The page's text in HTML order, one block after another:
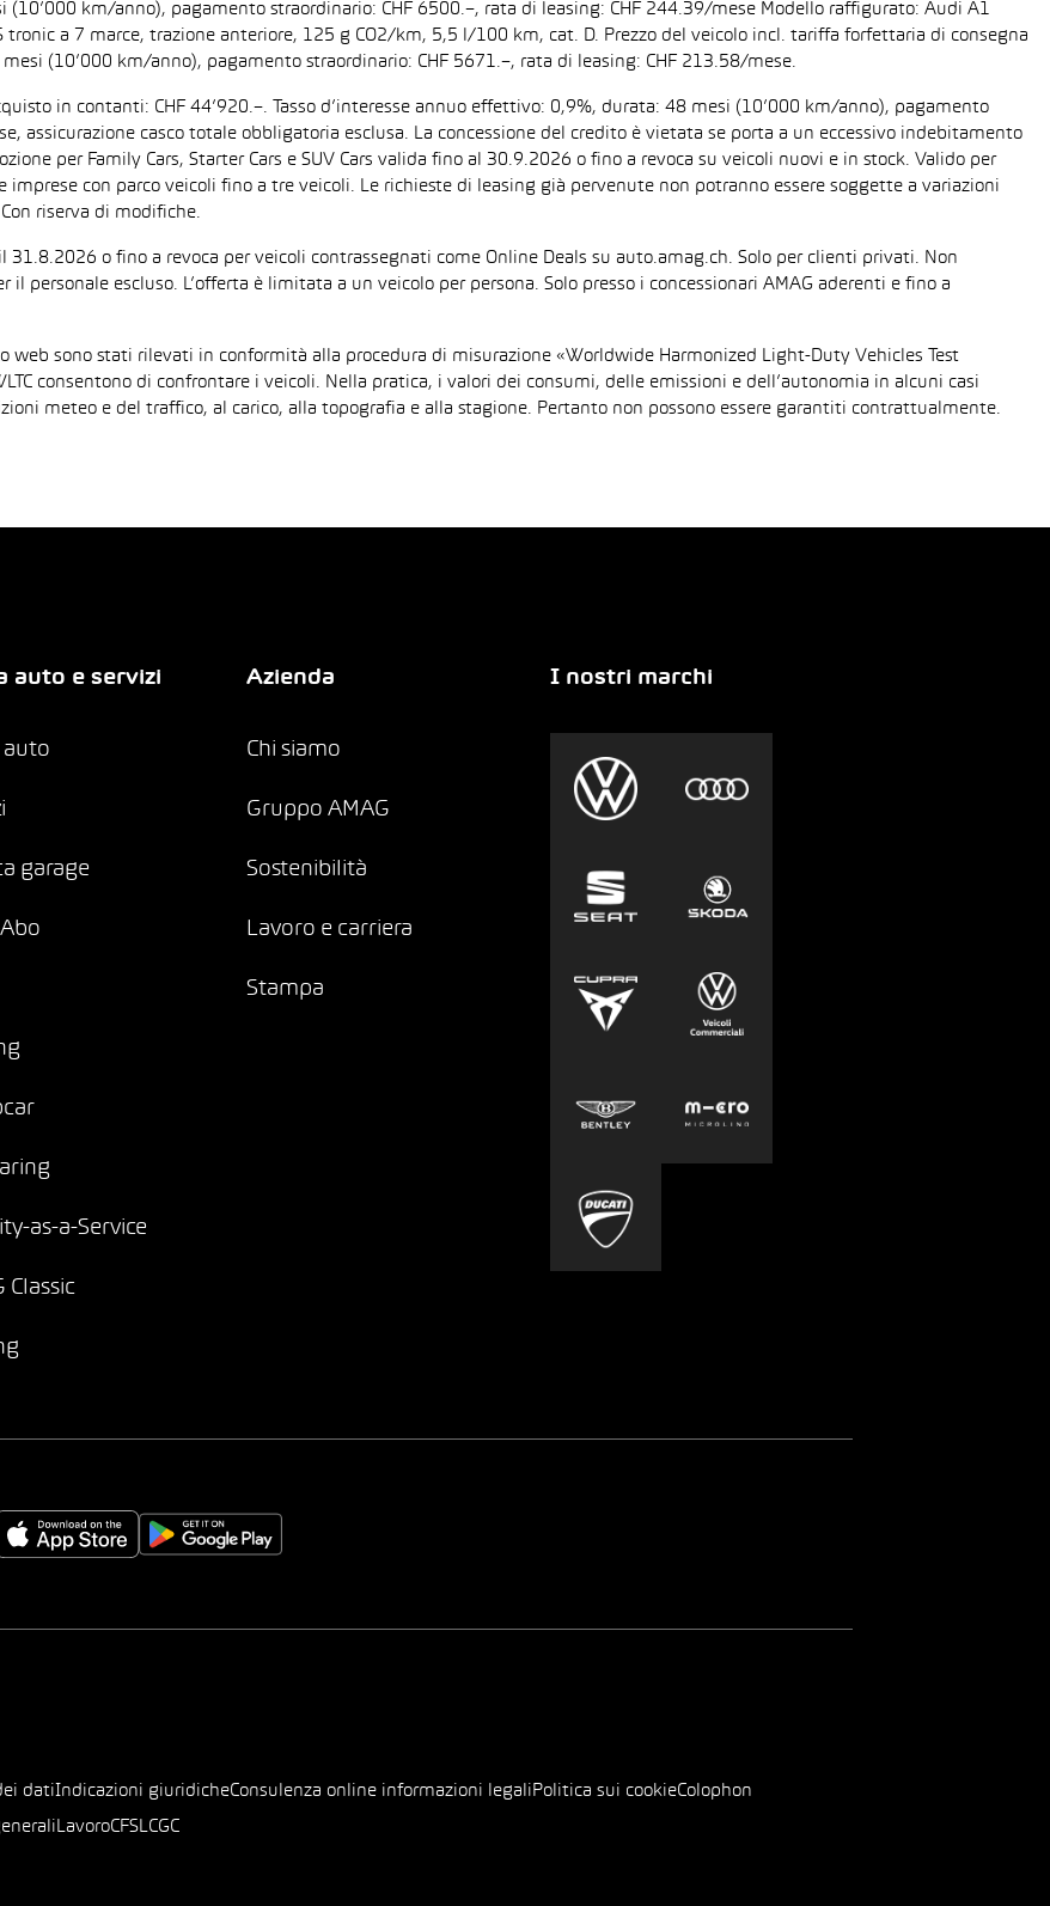
(10’000 km/anno), pagamento straordinario: CHF 6500.–, rata di leasing: CHF 244.39/mese Modello raffigurato: Audi A1
a 7 marce, trazione anteriore, 125 g CO2/km, 5,5 l/100 km, cat. D. Prezzo del veicolo incl. tariffa forfettaria di consegna
(10’000 km/anno), pagamento straordinario: CHF 5671.–, rata di leasing: CHF 213.58/mese.
in contanti: CHF 44’920.–. Tasso d’interesse annuo effettivo: 0,9%, durata: 48 mesi (10’000 km/anno), pagamento
assicurazione casco totale obbligatoria esclusa. La concessione del credito è vietata se porta a un eccessivo indebitamento
per Family Cars, Starter Cars e SUV Cars valida fino al 30.9.2026 o fino a revoca su veicoli nuovi e in stock. Valido per
con parco veicoli fino a tre veicoli. Le richieste di leasing già pervenute non potranno essere soggette a variazioni
riserva di modifiche.
o fino a revoca per veicoli contrassegnati come Online Deals su auto.amag.ch. Solo per clienti privati. Non
personale escluso. L’offerta è limitata a un veicolo per persona. Solo presso i concessionari AMAG aderenti e fino a
sono stati rilevati in conformità alla procedura di misurazione «Worldwide Harmonized Light-Duty Vehicles Test
consentono di confrontare i veicoli. Nella pratica, i valori dei consumi, delle emissioni e dell’autonomia in alcuni casi
meteo e del traffico, al carico, alla topografia e alla stagione. Pertanto non possono essere garantiti contrattualmente.
auto e servizi
auto
garage
as-a-Service
Classic
Azienda
Chi siamo
Gruppo AMAG
Sostenibilità
Lavoro e carriera
Stampa
I nostri marchi
datiIndicazioni giuridicheConsulenza online informazioni legali Politica sui cookieColophon
LavoroCFSLCGC